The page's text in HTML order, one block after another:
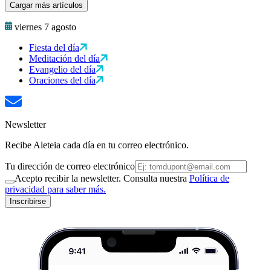
Cargar más artículos
viernes 7 agosto
Fiesta del día
Meditación del día
Evangelio del día
Oraciones del día
Newsletter
Recibe Aleteia cada día en tu correo electrónico.
Tu dirección de correo electrónico
Acepto recibir la newsletter. Consulta nuestra Política de
privacidad para saber más.
Inscribirse